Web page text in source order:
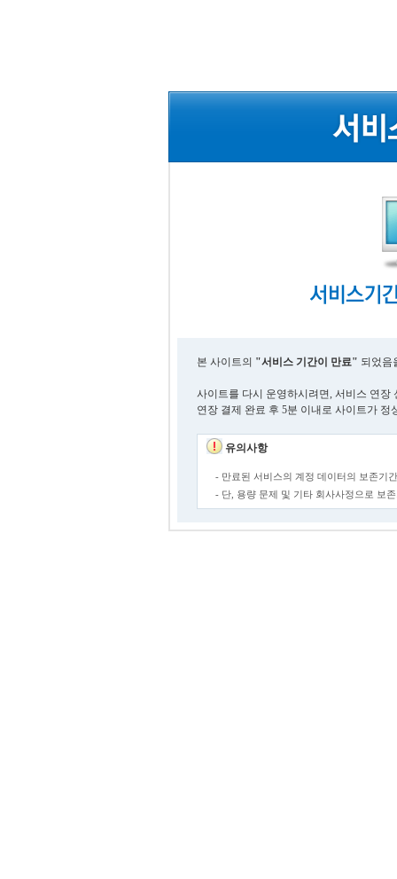
본 사이트의 "서비스 기간이 만료" 되었음
사이트를 다시 운영하시려면, 서비스 연장
연장 결제 완료 후 5분 이내로 사이트가 정
유의사항
- 만료된 서비스의 계정 데이터의 보존기
- 단, 용량 문제 및 기타 회사사정으로 보